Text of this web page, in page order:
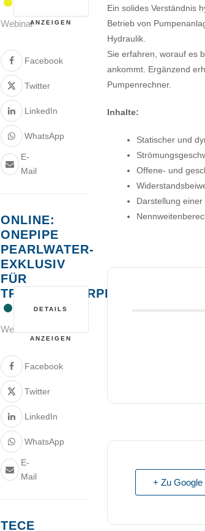
Webinar
Facebook
Twitter
LinkedIn
WhatsApp
E-
Mail
ANZEIGEN
ONLINE:
ONEPIPE
PEARLWATER-
EXKLUSIV
FÜR
TRINKWASSERPROFIS!
Webinar
Facebook
Twitter
LinkedIn
WhatsApp
E-
Mail
DETAILS
ANZEIGEN
TECE
Ein solides Verständnis
Betrieb von
Hydraulik.
Sie erfahren, worauf es
ankommt. Ergänzend
Pumpenrechner.
Inhalte:
Statischer und
Offene- und
Darstellung
+ Zu Google